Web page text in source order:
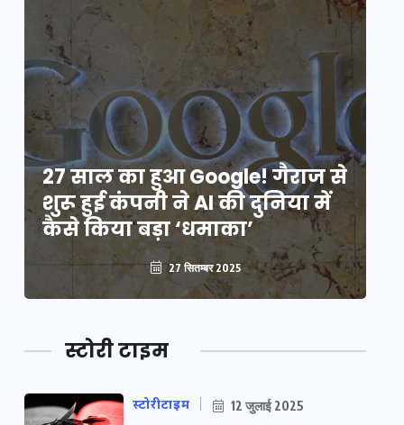
27 साल का हुआ Google! गैराज से
शुरू हुई कंपनी ने AI की दुनिया में
कैसे किया बड़ा ‘धमाका’
27 सितम्बर 2025
स्टोरी टाइम
स्टोरीटाइम 12 जुलाई 2025